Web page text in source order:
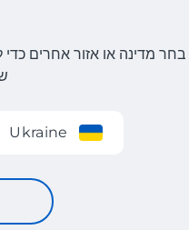
בחר מדינה או אזור אחרים כדי
Ukraineקטלוג חנויות